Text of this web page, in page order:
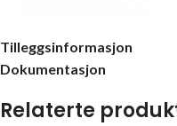
Tilleggsinformasjon
Dokumentasjon
Relaterte